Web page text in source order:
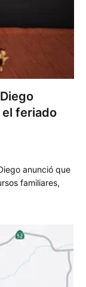
feriado
anunció que
familiares,